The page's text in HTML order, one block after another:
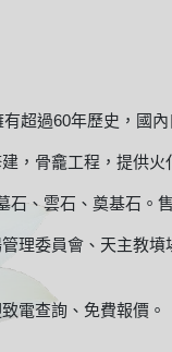
超過60年歷史，國
，骨龕工程，提供火
石、雲石、奠基石。
理委員會、天主教
電查詢、免費報價。